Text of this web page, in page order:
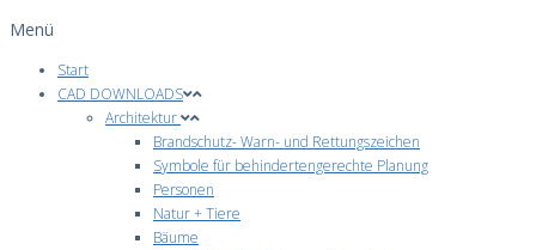
Menü
Start
CAD DOWNLOADS
Architektur
Brandschutz- Warn- und Rettungszeichen
Symbole für behindertengerechte Planung
Personen
Natur + Tiere
Bäume